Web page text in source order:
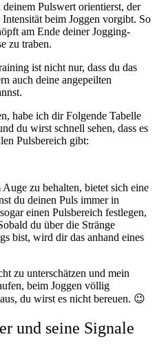
Pulswert orientierst, der
beim Joggen vorgibt. So
am Ende deiner Jogging-
zu traben.
ist nicht nur, dass du das
auch deine angepeilten
habe ich dir Folgende Tabelle
du wirst schnell sehen, dass es
Pulsbereich gibt:
zu behalten, bietet sich eine
du deinen Puls immer in
einen Pulsbereich festlegen,
du über die Stränge
bist, wird dir das anhand eines
zu unterschätzen und mein
beim Joggen völlig
du wirst es nicht bereuen. 😉
und seine Signale